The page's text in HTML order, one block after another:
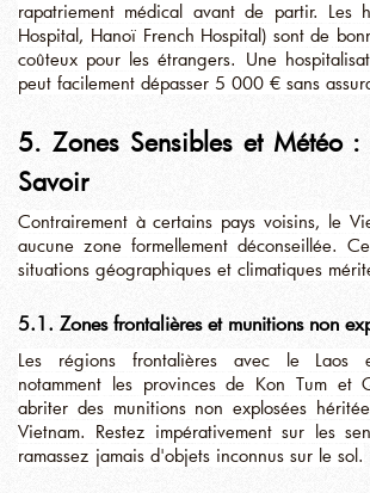
rapatriement médical avant de partir. Les
Hospital, Hanoï French Hospital) sont de
coûteux pour les étrangers. Une
peut facilement dépasser 5 000 € sans
5. Zones Sensibles et Météo
Savoir
Contrairement à certains pays voisins, le
aucune zone formellement déconseillée.
situations géographiques et climatiques
5.1. Zones frontalières et munitions non
Les régions frontalières avec le Laos
notamment les provinces de Kon Tum et
abriter des munitions non explosées
Vietnam. Restez impérativement sur les
ramassez jamais d'objets inconnus sur le sol.